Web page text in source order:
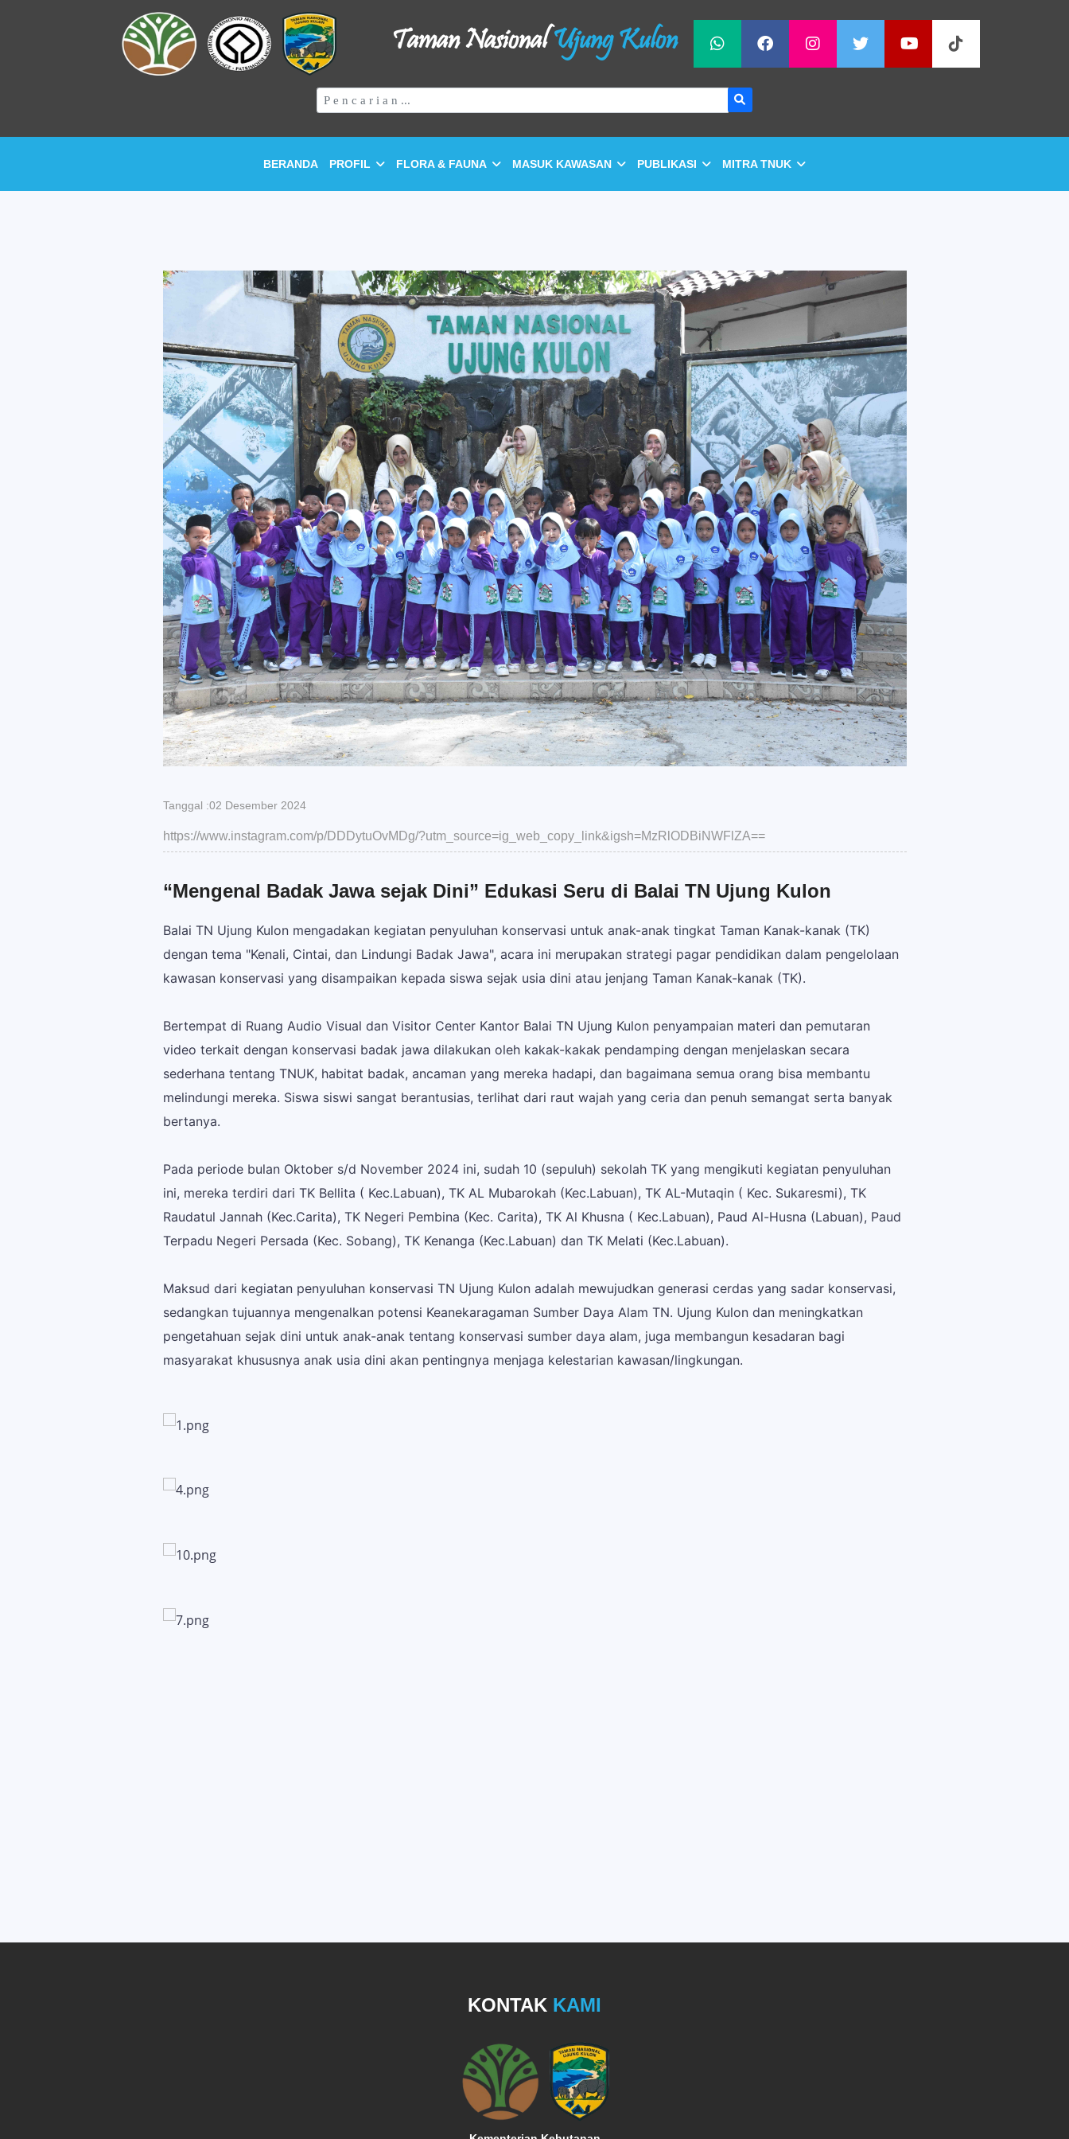
Taman NasionalUjung Kulon
BERANDA PROFIL FLORA & FAUNA MASUK KAWASAN PUBLIKASI MITRA TNUK
Tanggal :02 Desember 2024
https://www.instagram.com/p/DDDytuOvMDg/?utm_source=ig_web_copy_link&igsh=MzRlODBiNWFlZA==
“Mengenal Badak Jawa sejak Dini” Edukasi Seru di Balai TN Ujung Kulon
Balai TN Ujung Kulon mengadakan kegiatan penyuluhan konservasi untuk anak-anak tingkat Taman Kanak-kanak (TK)
dengan tema "Kenali, Cintai, dan Lindungi Badak Jawa", acara ini merupakan strategi pagar pendidikan dalam pengelolaan
kawasan konservasi yang disampaikan kepada siswa sejak usia dini atau jenjang Taman Kanak-kanak (TK).
Bertempat di Ruang Audio Visual dan Visitor Center Kantor Balai TN Ujung Kulon penyampaian materi dan pemutaran
video terkait dengan konservasi badak jawa dilakukan oleh kakak-kakak pendamping dengan menjelaskan secara
sederhana tentang TNUK, habitat badak, ancaman yang mereka hadapi, dan bagaimana semua orang bisa membantu
melindungi mereka. Siswa siswi sangat berantusias, terlihat dari raut wajah yang ceria dan penuh semangat serta banyak
bertanya.
Pada periode bulan Oktober s/d November 2024 ini, sudah 10 (sepuluh) sekolah TK yang mengikuti kegiatan penyuluhan
ini, mereka terdiri dari TK Bellita ( Kec.Labuan), TK AL Mubarokah (Kec.Labuan), TK AL-Mutaqin ( Kec. Sukaresmi), TK
Raudatul Jannah (Kec.Carita), TK Negeri Pembina (Kec. Carita), TK Al Khusna ( Kec.Labuan), Paud Al-Husna (Labuan), Paud
Terpadu Negeri Persada (Kec. Sobang), TK Kenanga (Kec.Labuan) dan TK Melati (Kec.Labuan).
Maksud dari kegiatan penyuluhan konservasi TN Ujung Kulon adalah mewujudkan generasi cerdas yang sadar konservasi,
sedangkan tujuannya mengenalkan potensi Keanekaragaman Sumber Daya Alam TN. Ujung Kulon dan meningkatkan
pengetahuan sejak dini untuk anak-anak tentang konservasi sumber daya alam, juga membangun kesadaran bagi
masyarakat khususnya anak usia dini akan pentingnya menjaga kelestarian kawasan/lingkungan.
KONTAK KAMI